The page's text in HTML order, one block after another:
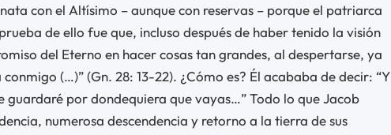
con el Altísimo – aunque con reservas – porque el patriarca
de ello fue que, incluso después de haber tenido la visión
del Eterno en hacer cosas tan grandes, al despertarse, ya
(…)” (Gn. 28: 13-22). ¿Cómo es? Él acababa de decir: “Y
guardaré por dondequiera que vayas…” Todo lo que Jacob
numerosa descendencia y retorno a la tierra de sus